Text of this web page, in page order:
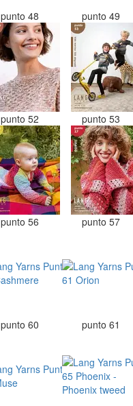
punto 48 punto 49
punto 52 punto 53
punto 56 punto 57
punto 60 punto 61